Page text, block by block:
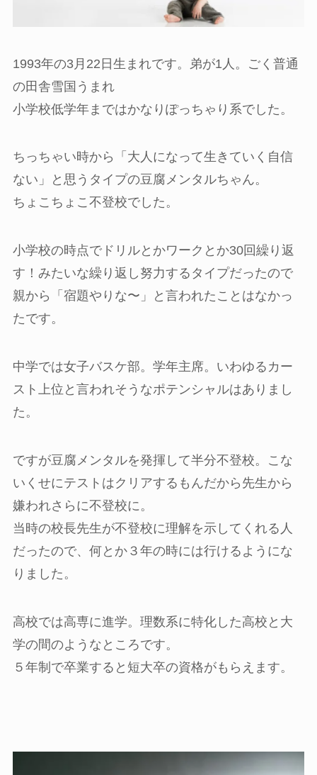
1993年の3月22日生まれです。弟が1人。ごく普通
の田舎雪国うまれ
小学校低学年まではかなりぽっちゃり系でした。
ちっちゃい時から「大人になって生きていく自信
ない」と思うタイプの豆腐メンタルちゃん。
ちょこちょこ不登校でした。
小学校の時点でドリルとかワークとか30回繰り返
す！みたいな繰り返し努力するタイプだったので
親から「宿題やりな〜」と言われたことはなかっ
たです。
中学では女子バスケ部。学年主席。いわゆるカー
スト上位と言われそうなポテンシャルはありまし
た。
ですが豆腐メンタルを発揮して半分不登校。こな
いくせにテストはクリアするもんだから先生から
嫌われさらに不登校に。
当時の校長先生が不登校に理解を示してくれる人
だったので、何とか３年の時には行けるようにな
りました。
高校では高専に進学。理数系に特化した高校と大
学の間のようなところです。
５年制で卒業すると短大卒の資格がもらえます。